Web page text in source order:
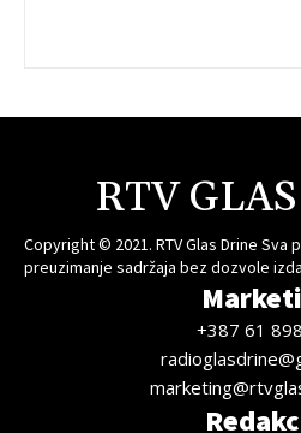
RTV
Copyright © 2021. RTV Glas Drine Sva
preuzimanje sadržaja bez dozvole
+387 61